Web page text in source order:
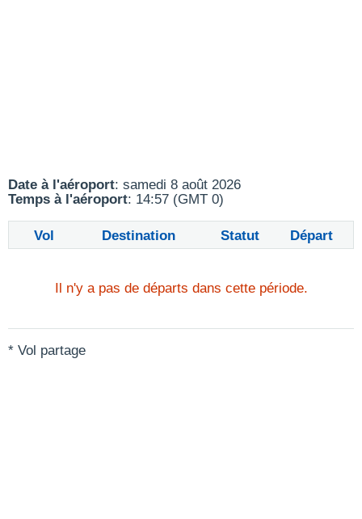
Date à l'aéroport: samedi 8 août 2026
Temps à l'aéroport: 14:57 (GMT 0)
Vol Destination Statut Départ
Il n'y a pas de départs dans cette période.
* Vol partage